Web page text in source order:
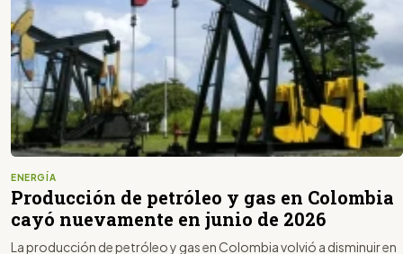
ENERGÍA
Producción de petróleo y gas en Colombia
cayó nuevamente en junio de 2026
La producción de petróleo y gas en Colombia volvió a disminuir en